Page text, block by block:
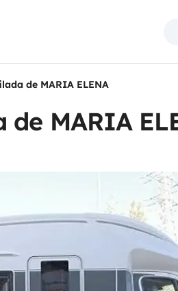
de MARIA ELENA
MARIA